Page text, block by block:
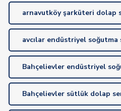
arnavutköy şarküteri dolap
avcılar endüstriyel soğutma
Bahçelievler endüstriyel
Bahçelievler sütlük dolap